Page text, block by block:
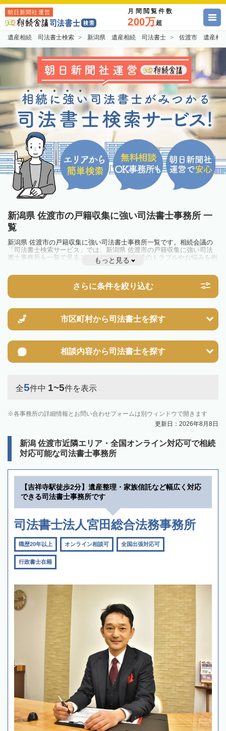
朝日新聞社運営 月間閲覧件数
200万超
遺産相続 司法書士検索 新潟県 遺産相続 司法書士 佐渡市 遺産相
新潟県 佐渡市の戸籍収集に強い司法書士事務所 一
覧
新潟県 佐渡市の戸籍収集に強い司法書士事務所一覧です。相続会議の
「司法書士検索サービス」では、新潟県 佐渡市の戸籍収集に強い司法
書士事務所を一覧で見ることが出来ます。相続のトラブルやお悩みを抱
えている方は一度近隣の司法書士に相談してみましょう。
もっと見る
さらに条件を絞り込む
市区町村から司法書士を探す
相談内容から司法書士を探す
全5件中 1~5件を表示
各事務所の詳細情報とお問い合わせフォームは別ウィンドウで開きます
更新日：2026年8月8日
新潟 佐渡市近隣エリア・全国オンライン対応可で相続
対応可能な司法書士事務所
【吉祥寺駅徒歩2分】遺産整理・家族信託など幅広く対応
できる司法書士事務所です
司法書士法人宮田総合法務事務所
職歴20年以上 オンライン相談可 全国出張対応可
行政書士在籍